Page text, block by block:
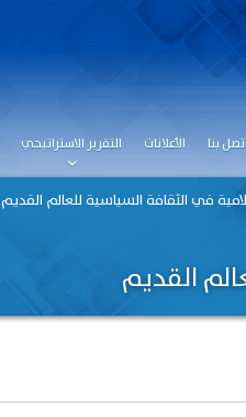
اتصل بنا الأعلانات التقرير الاستراتيجي
في الثقافة السياسية للعالم القديم
القديم